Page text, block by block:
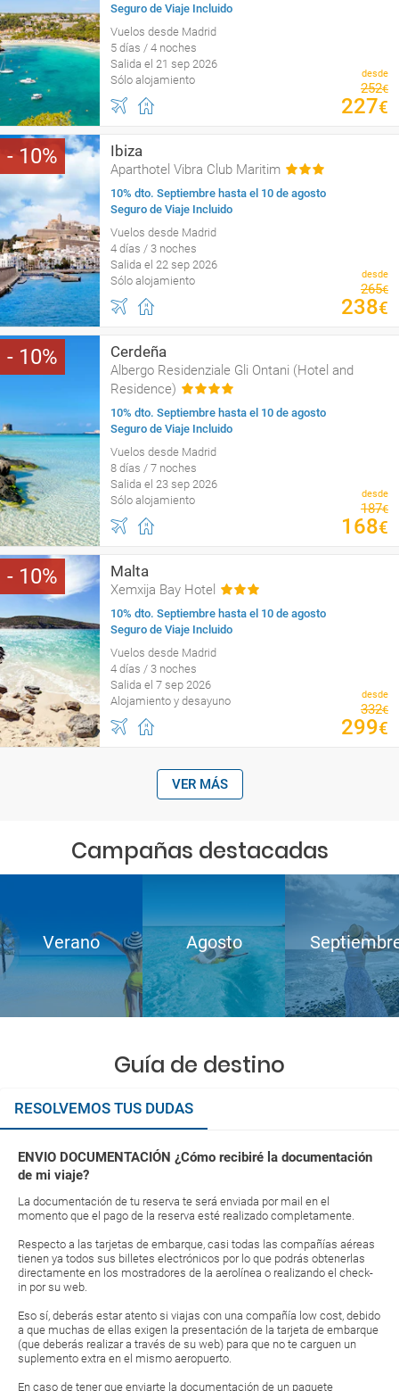
Seguro de Viaje Incluido
Vuelos desde Madrid
5 días / 4 noches
Salida el 21 sep 2026
Sólo alojamiento
desde
252€
227€
10 Ibiza
Aparthotel Vibra Club Maritim
10% dto. Septiembre hasta el 10 de agosto
Seguro de Viaje Incluido
Vuelos desde Madrid
4 días / 3 noches
Salida el 22 sep 2026
Sólo alojamiento
desde
265€
238€
10 Cerdeña
Albergo Residenziale Gli Ontani (Hotel and
Residence)
10% dto. Septiembre hasta el 10 de agosto
Seguro de Viaje Incluido
Vuelos desde Madrid
8 días / 7 noches
Salida el 23 sep 2026
Sólo alojamiento
desde
187€
168€
10 Malta
Xemxija Bay Hotel
10% dto. Septiembre hasta el 10 de agosto
Seguro de Viaje Incluido
Vuelos desde Madrid
4 días / 3 noches
Salida el 7 sep 2026
Alojamiento y desayuno
desde
332€
299€
VER MÁS
Campañas destacadas
Verano Agosto
Guía de destino
RESOLVEMOS TUS DUDAS
ENVIO DOCUMENTACIÓN ¿Cómo recibiré la documentación
de mi viaje?
La documentación de tu reserva te será enviada por mail en el
momento que el pago de la reserva esté realizado completamente.
Respecto a las tarjetas de embarque, casi todas las compañías aéreas
tienen ya todos sus billetes electrónicos por lo que podrás obtenerlas
directamente en los mostradores de la aerolínea o realizando el check-
in por su web.
Eso sí, deberás estar atento si viajas con una compañía low cost, debido
a que muchas de ellas exigen la presentación de la tarjeta de embarque
(que deberás realizar a través de su web) para que no te carguen un
suplemento extra en el mismo aeropuerto.
En caso de tener que enviarte la documentación de un paquete